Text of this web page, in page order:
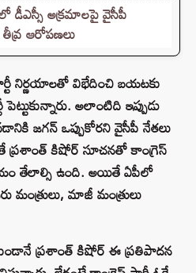
డీఎస్సీ అక్రమాలపై వైసీపీ
ఆరోపణలు
నిర్ణయాలతో విభేదించి బయటకు
అలాంటిది ఇప్పుడు
జగన్ ఒప్పుకోరని వైసీపీ నేతలు
ప్రశాంత్ కిషోర్ సూచనతో కాంగ్రెస్
తేలాల్సి ఉంది. అయితే ఏపీలో
మంత్రులు, మాజీ మంత్రులు
ప్రశాంత్ కిషోర్ ఈ ప్రతిపాదన